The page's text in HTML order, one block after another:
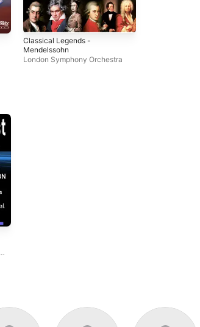
Classical Legends -
Mendelssohn
London Symphony Orchestra